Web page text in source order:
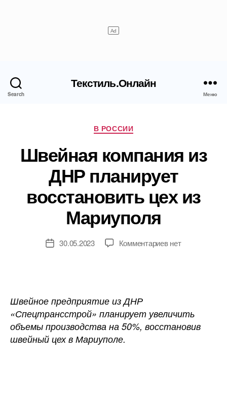
Search
Текстиль.Онлайн
Меню
Рубрики
В РОССИИ
Швейная компания из
ДНР планирует
восстановить цех из
Мариуполя
Дата30.05.2023 Комментариевк
восстановить
цех
нет
Швейное предприятие из ДНР
«Спецтрансстрой» планирует увеличить
объемы производства на 50%, восстановив
швейный цех в Мариуполе.